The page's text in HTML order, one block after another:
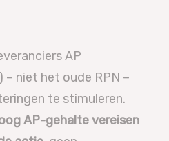
AP
niet het oude RPN –
te stimuleren.
AP-gehalte vereisen